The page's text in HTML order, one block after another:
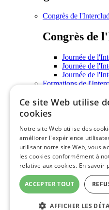
Congrès de l'Interclud
Congrès de
Journée de
Journée de
Journée de
Formations de
Informations grand public
Annuaire régional
Rencontres grand
Outils douleur
Outils douleur
Outils d'évaluation
Ce site Web utilise
cookies
Notre site Web utilise des
améliorer l'expérience
utilisant notre site Web, vous
les cookies conformément à
relative aux cookies. En savoir
ACCEPTER TOUT
AFFICHER LES